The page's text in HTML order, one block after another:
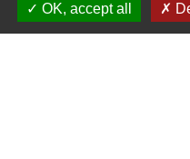
Comment faire si
OK, accept all